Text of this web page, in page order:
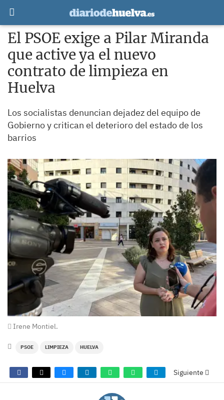
El PSOE exige a Pilar Miranda
que active ya el nuevo
contrato de limpieza en
Huelva
Los socialistas denuncian dejadez del equipo de
Gobierno y critican el deterioro del estado de los
barrios
Irene Montiel.
PSOE LIMPIEZA HUELVA
Siguiente